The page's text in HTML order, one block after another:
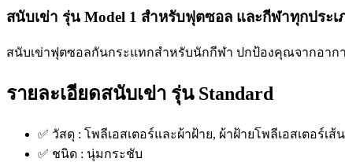
สนับเข่า รุ่น Model 1 สำหรับฟุตซอล และกีฬาทุกประเ
สนับเข่าฟุตซอลกันกระแทกสำหรับนักกีฬา ปกป้องคุณจากอาก
รายละเอียดสนับเข่า รุ่น Standard
✅ วัสดุ : โพลีเอสเตอร์และผ้าฝ้าย, ผ้าฝ้ายโพลีเอสเตอร์เส้
✅ ชนิด : นุ่มกระชับ